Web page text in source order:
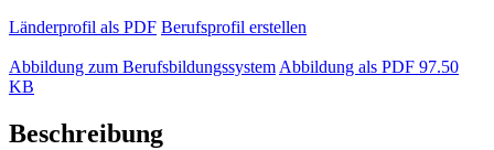
Länderprofil als PDF Berufsprofil erstellen
Abbildung zum Berufsbildungssystem Abbildung als PDF 97.50
KB
Beschreibung